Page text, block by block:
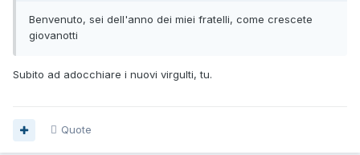
Benvenuto, sei dell'anno dei miei fratelli, come crescete
giovanotti
Subito ad adocchiare i nuovi virgulti, tu.
Quote